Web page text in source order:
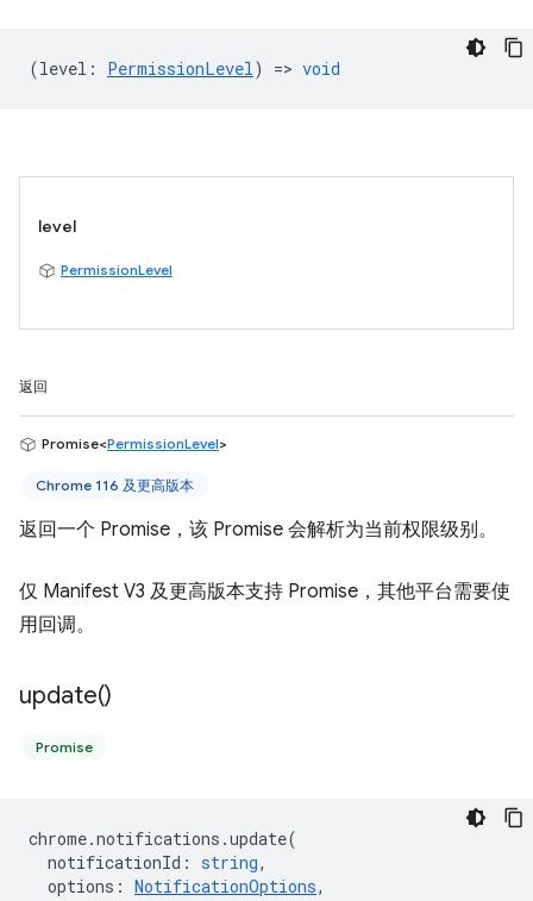
(level : PermissionLevel) => void
level
PermissionLevel
返回
Promise<PermissionLevel>
Chrome 116 及更高版本
返回一个 Promise，该 Promise 会解析为当前权限级别。
仅 Manifest V3 及更高版本支持 Promise，其他平台需要使
用回调。
update()
Promise
chrome.notifications .update(
notificationId : string,
options : NotificationOptions,